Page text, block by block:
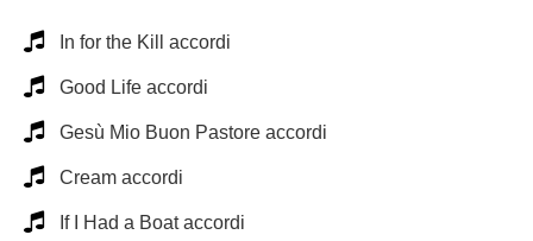
In for the Kill accordi
Good Life accordi
Gesù Mio Buon Pastore accordi
Cream accordi
If I Had a Boat accordi